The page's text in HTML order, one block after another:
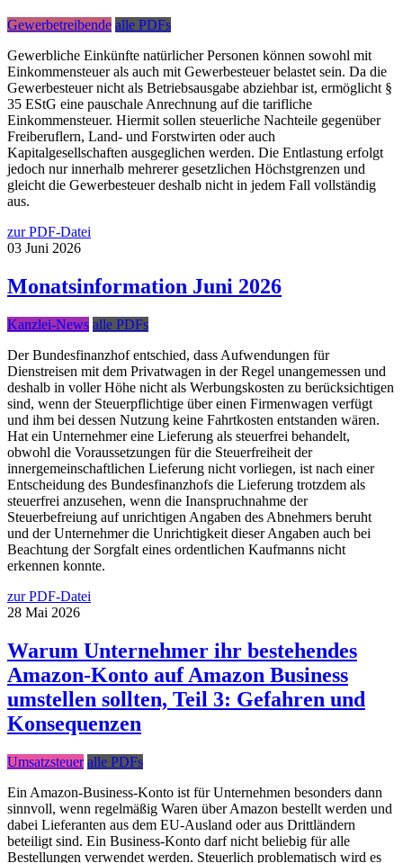
Gewerbetreibende alle PDFs
Gewerbliche Einkünfte natürlicher Personen können sowohl mit
Einkommensteuer als auch mit Gewerbesteuer belastet sein. Da die
Gewerbesteuer nicht als Betriebsausgabe abziehbar ist, ermöglicht §
35 EStG eine pauschale Anrechnung auf die tarifliche
Einkommensteuer. Hiermit sollen steuerliche Nachteile gegenüber
Freiberuflern, Land- und Forstwirten oder auch
Kapitalgesellschaften ausgeglichen werden. Die Entlastung erfolgt
jedoch nur innerhalb mehrerer gesetzlichen Höchstgrenzen und
gleicht die Gewerbesteuer deshalb nicht in jedem Fall vollständig
aus.
zur PDF-Datei
03 Juni 2026
Monatsinformation Juni 2026
Kanzlei-News alle PDFs
Der Bundesfinanzhof entschied, dass Aufwendungen für
Dienstreisen mit dem Privatwagen in der Regel unangemessen und
deshalb in voller Höhe nicht als Werbungskosten zu berücksichtigen
sind, wenn der Steuerpflichtige über einen Firmenwagen verfügt
und ihm bei dessen Nutzung keine Fahrtkosten entstanden wären.
Hat ein Unternehmer eine Lieferung als steuerfrei behandelt,
obwohl die Voraussetzungen für die Steuerfreiheit der
innergemeinschaftlichen Lieferung nicht vorliegen, ist nach einer
Entscheidung des Bundesfinanzhofs die Lieferung trotzdem als
steuerfrei anzusehen, wenn die Inanspruchnahme der
Steuerbefreiung auf unrichtigen Angaben des Abnehmers beruht
und der Unternehmer die Unrichtigkeit dieser Angaben auch bei
Beachtung der Sorgfalt eines ordentlichen Kaufmanns nicht
erkennen konnte.
zur PDF-Datei
28 Mai 2026
Warum Unternehmer ihr bestehendes
Amazon-Konto auf Amazon Business
umstellen sollten, Teil 3: Gefahren und
Konsequenzen
Umsatzsteuer alle PDFs
Ein Amazon-Business-Konto ist für Unternehmen besonders dann
sinnvoll, wenn regelmäßig Waren über Amazon bestellt werden und
dabei Lieferanten aus dem EU-Ausland oder aus Drittländern
beteiligt sind. Ein Business-Konto darf nicht beliebig für alle
Bestellungen verwendet werden. Steuerlich problematisch wird es